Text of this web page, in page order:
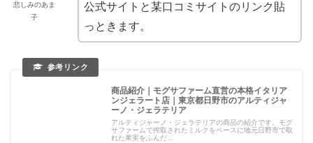
悲しみのあま
子
公式サイトと某口コミサイトのリンク貼
っときます。
商品紹介｜モグサファーム直営の本格イタリア
ンジェラート店｜東京都日野市のアルティジャ
ーノ・ジェラテリア
アルティジャーノ・ジェラテリアの商品の紹介です。モグ
サファームで搾取されたミルクをベースに地元日野市で取
れた果実をふんだ...